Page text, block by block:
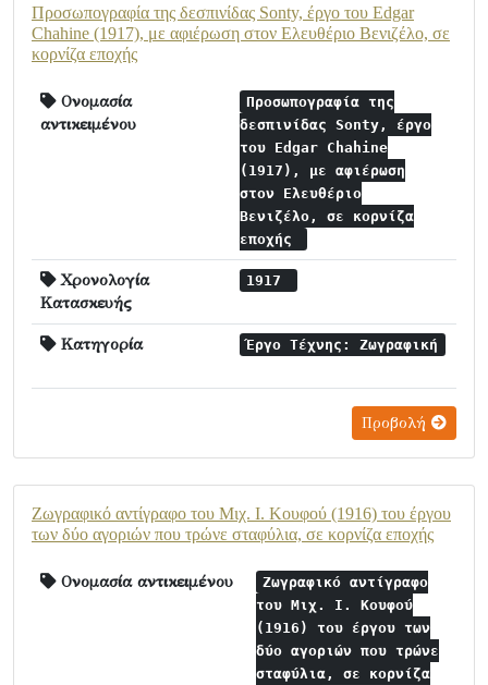
Προσωπογραφία της δεσπινίδας Sonty, έργο του Edgar
Chahine (1917), με αφιέρωση στον Ελευθέριο Βενιζέλο, σε
κορνίζα εποχής
Ονομασία
αντικειμένου
Προσωπογραφία της
δεσπινίδας Sonty, έργο
του Edgar Chahine
(1917), με αφιέρωση
στον Ελευθέριο
Βενιζέλο, σε κορνίζα
εποχής
Χρονολογία
Κατασκευής
1917
Κατηγορία Έργο Τέχνης: Ζωγραφική
Προβολή
Ζωγραφικό αντίγραφο του Μιχ. Ι. Κουφού (1916) του έργου
των δύο αγοριών που τρώνε σταφύλια, σε κορνίζα εποχής
Ονομασία αντικειμένου
Ζωγραφικό αντίγραφο
του Μιχ. Ι. Κουφού
(1916) του έργου των
δύο αγοριών που τρώνε
σταφύλια, σε κορνίζα